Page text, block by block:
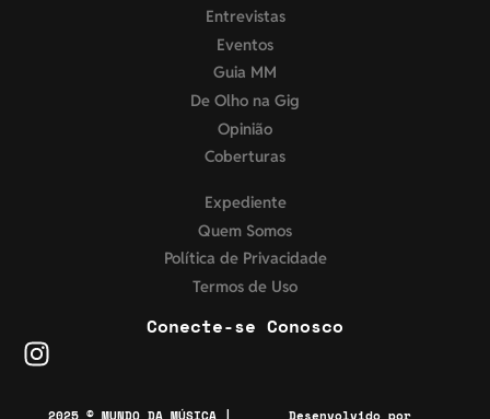
Entrevistas
Eventos
Guia MM
De Olho na Gig
Opinião
Coberturas
Expediente
Quem Somos
Política de Privacidade
Termos de Uso
Conecte-se Conosco
2025 © MUNDO DA MÚSICA | Desenvolvido por